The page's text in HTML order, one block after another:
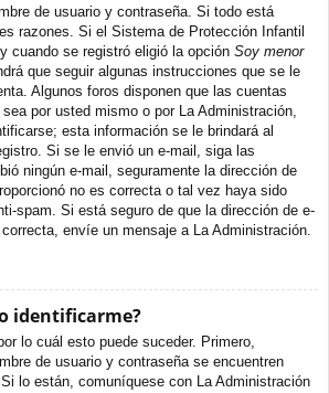
de usuario y contraseña. Si todo está
razones. Si el Sistema de Protección Infantil
cuando se registró eligió la opción Soy menor
que seguir algunas instrucciones que se le
Algunos foros disponen que las cuentas
por usted mismo o por La Administración,
esta información se le brindará al
Si se le envió un e-mail, siga las
ningún e-mail, seguramente la dirección de
no es correcta o tal vez haya sido
spam. Si está seguro de que la dirección de e-
envíe un mensaje a La Administración.
identificarme?
lo cuál esto puede suceder. Primero,
de usuario y contraseña se encuentren
lo están, comuníquese con La Administración